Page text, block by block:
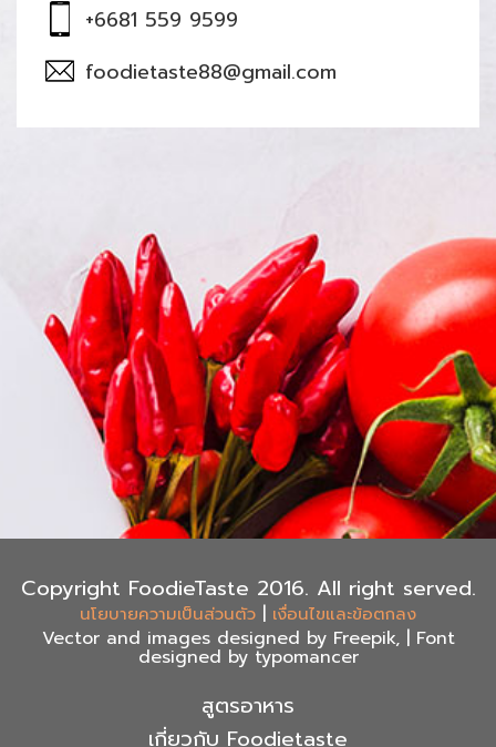
+6681 559 9599
foodietaste88@gmail.com
Copyright FoodieTaste 2016. All right served.
นโยบายความเป็นส่วนตัว | เงื่อนไขและข้อตกลง
Vector and images designed by Freepik, | Font
designed by typomancer
สูตรอาหาร
เกี่ยวกับ Foodietaste